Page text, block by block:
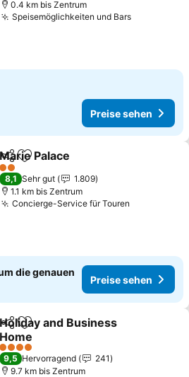
0.4 km bis Zentrum
Speisemöglichkeiten und BarsPreise
Preise sehen
TeilenZu Favoriten hinzufügen
Marie Palace
2 Sterne
8,1 Sehr gut
1.809
1.1 km bis Zentrum
Concierge-Service für Touren
die genauen
Preise sehen
TeilenZu Favoriten hinzufügen
Holiday and Business
Home
Preise sehen
4 Sterne
9,5 Hervorragend
241
9.7 km bis Zentrum